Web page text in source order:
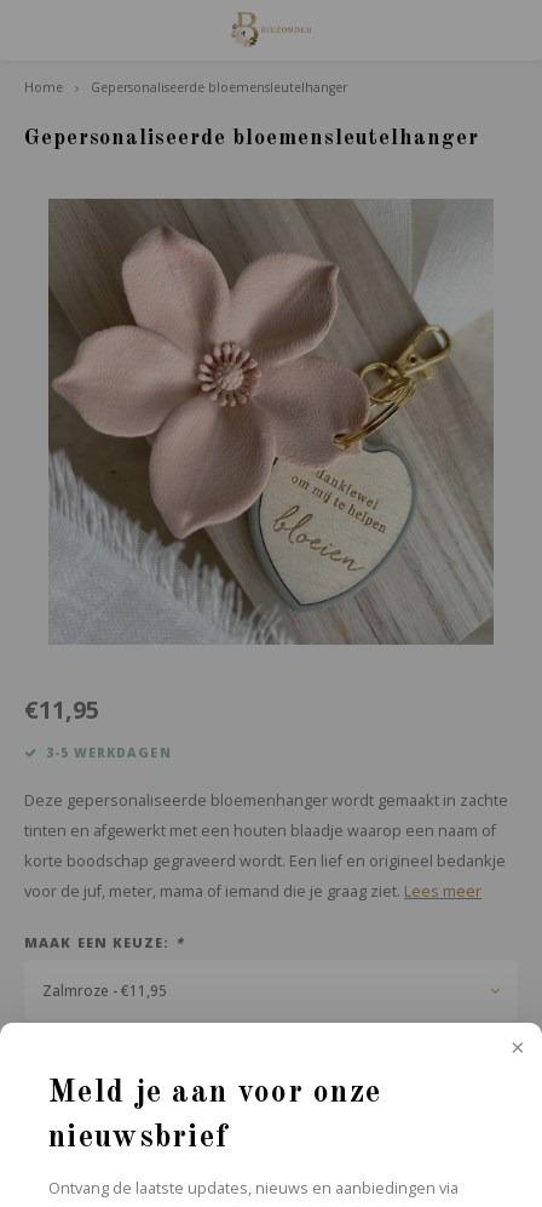
Meld je aan voor onze
nieuwsbrief
Ontvang de laatste updates, nieuws en aanbiedingen via
Familie van Houdt
Poppetjes
Home Gepersonaliseerde bloemensleutelhanger
Gepersonaliseerde bloemensleutelhanger
€11,95
3-5 WERKDAGEN
Deze gepersonaliseerde bloemenhanger wordt gemaakt in zachte
tinten en afgewerkt met een houten blaadje waarop een naam of
korte boodschap gegraveerd wordt. Een lief en origineel bedankje
voor de juf, meter, mama of iemand die je graag ziet. Lees meer
MAAK EEN KEUZE: *
Zalmroze - €11,95
GESCHENKVERPAKKING:*